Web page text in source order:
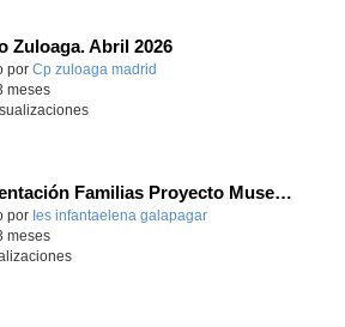
Zuloaga. Abril 2026
educativo.
por Cp zuloaga madrid
meses
Presentación Familias Proyecto Museando 2025-26
por Ies infantaelena galapagar-
meses